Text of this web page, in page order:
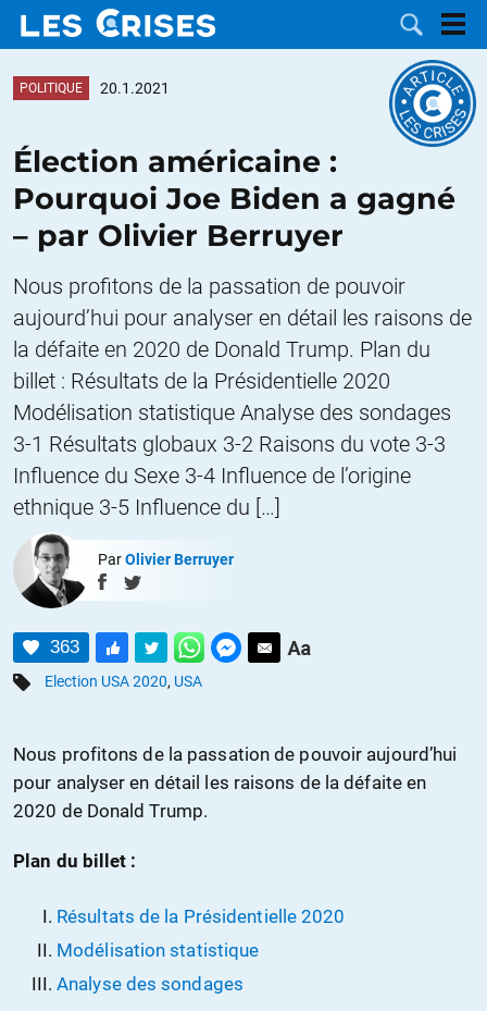
LES
DOSSIERS
CATÉGORIES
MOTS CLÉS
NOUS
CONTACTER
FAIRE UN
DON
POLITIQUE 20.1.2021
Élection américaine :
Pourquoi Joe Biden a gagné
– par Olivier Berruyer
Nous profitons de la passation de pouvoir
aujourd’hui pour analyser en détail les raisons de
la défaite en 2020 de Donald Trump. Plan du
billet : Résultats de la Présidentielle 2020
Modélisation statistique Analyse des sondages
3-1 Résultats globaux 3-2 Raisons du vote 3-3
Influence du Sexe 3-4 Influence de l’origine
ethnique 3-5 Influence du […]
ParOlivier Berruyer
363
Election USA 2020, USA
Nous profitons de la passation de pouvoir aujourd’hui
pour analyser en détail les raisons de la défaite en
2020 de Donald Trump.
Plan du billet :
Résultats de la Présidentielle 2020
Modélisation statistique
Analyse des sondages